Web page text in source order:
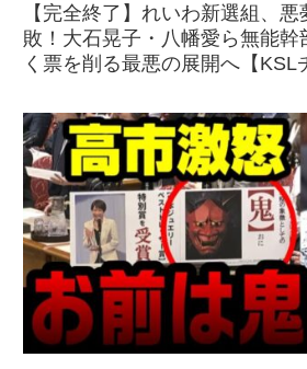
【完全終了】れいわ新選組、
敗！大石晃子・八幡愛ら無能幹
く票を削る最悪の展開へ【KSL